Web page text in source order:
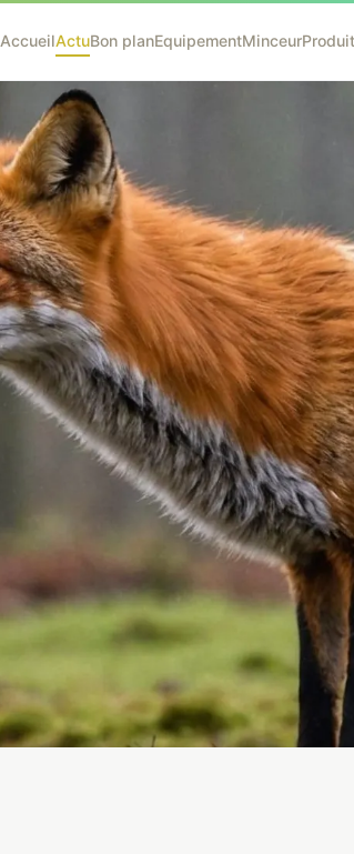
AccueilActuBon planEquipementMinceurProduit